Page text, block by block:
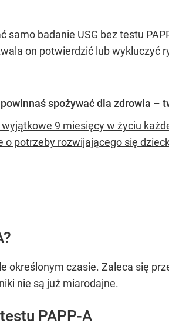
samo badanie USG bez testu
on potwierdzić lub wykluczyć
spożywać dla zdrowia –
9 miesięcy w życiu
o potrzeby rozwijającego się
określonym czasie. Zaleca się
nie są już miarodajne.
PAPP-A